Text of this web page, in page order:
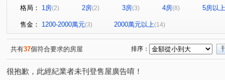
興安街 健康路 行健二路一段 (1) 南京東路四段(1)
八德路四段(1)
格局： 1房(2) 2房(2) 3房(3) 4房(8) 5房以上
售金： 1200-2000萬元(3) 2000萬元以上(14)
共有37個符合要求的房屋 排序：
很抱歉，此經紀業者未刊登售屋廣告唷！